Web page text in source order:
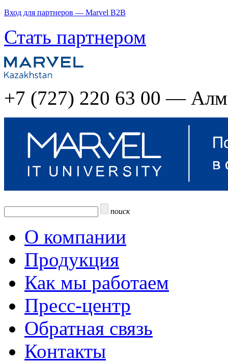
Вход для партнеров — Marvel B2B
Стать партнером
+7 (727) 220 63 00 —
поиск
О компании
Продукция
Как мы работаем
Пресс-центр
Обратная связь
Контакты